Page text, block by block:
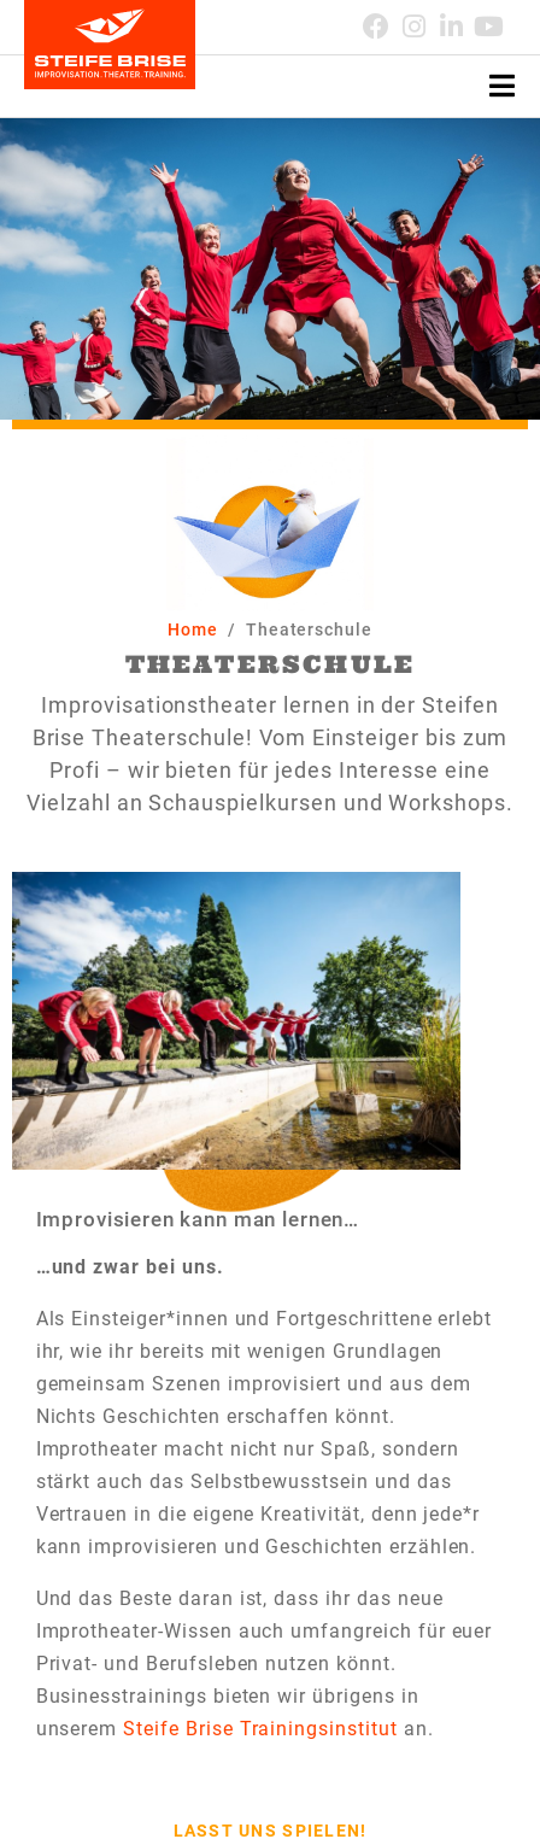
Home Theaterschule
THEATERSCHULE
Improvisationstheater lernen in der Steifen
Brise Theaterschule! Vom Einsteiger bis zum
Profi – wir bieten für jedes Interesse eine
Vielzahl an Schauspielkursen und Workshops.
Improvisieren kann man lernen…
…und zwar bei uns.
Als Einsteiger*innen und Fortgeschrittene erlebt
ihr, wie ihr bereits mit wenigen Grundlagen
gemeinsam Szenen improvisiert und aus dem
Nichts Geschichten erschaffen könnt.
Improtheater macht nicht nur Spaß, sondern
stärkt auch das Selbstbewusstsein und das
Vertrauen in die eigene Kreativität, denn jede*r
kann improvisieren und Geschichten erzählen.
Und das Beste daran ist, dass ihr das neue
Improtheater-Wissen auch umfangreich für euer
Privat- und Berufsleben nutzen könnt.
Businesstrainings bieten wir übrigens in
unseremSteife Brise Trainingsinstitut an.
LASST UNS SPIELEN!